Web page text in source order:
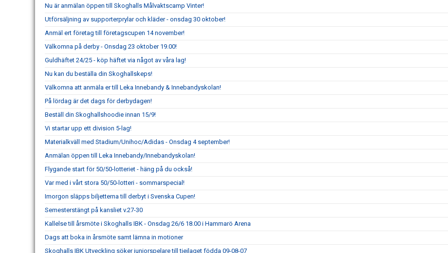
Nu är anmälan öppen till Skoghalls Målvaktscamp Vinter!
Utförsäljning av supporterprylar och kläder - onsdag 30 oktober!
Anmäl ert företag till företagscupen 14 november!
Välkomna på derby - Onsdag 23 oktober 19.00!
Guldhäftet 24/25 - köp häftet via något av våra lag!
Nu kan du beställa din Skoghallskeps!
Välkomna att anmäla er till Leka Innebandy & Innebandyskolan!
På lördag är det dags för derbydagen!
Beställ din Skoghallshoodie innan 15/9!
Vi startar upp ett division 5-lag!
Materialkväll med Stadium/Unihoc/Adidas - Onsdag 4 september!
Anmälan öppen till Leka Innebandy/Innebandyskolan!
Flygande start för 50/50-lotteriet - häng på du också!
Var med i vårt stora 50/50-lotteri - sommarspecial!
Imorgon släpps biljetterna till derbyt i Svenska Cupen!
Semesterstängt på kansliet v.27-30
Kallelse till årsmöte i Skoghalls IBK - Onsdag 26/6 18.00 i Hammarö Arena
Dags att boka in årsmöte samt lämna in motioner
Skoghalls IBK Utveckling söker juniorspelare till tjejlaget födda 09-08-07